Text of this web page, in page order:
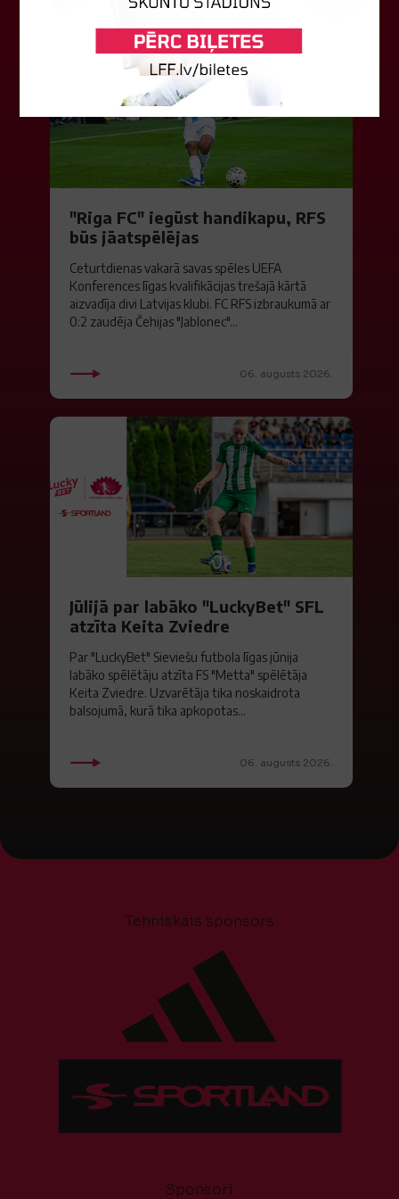
"Riga FC" iegūst handikapu, RFS
būs jāatspēlējas
Ceturtdienas vakarā savas spēles UEFA
Konferences līgas kvalifikācijas trešajā kārtā
aizvadīja divi Latvijas klubi. FC RFS izbraukumā ar
0:2 zaudēja Čehijas "Jablonec"...
06. augusts 2026.
Jūlijā par labāko "LuckyBet" SFL
atzīta Keita Zviedre
Par "LuckyBet" Sieviešu futbola līgas jūnija
labāko spēlētāju atzīta FS "Metta" spēlētāja
Keita Zviedre. Uzvarētāja tika noskaidrota
balsojumā, kurā tika apkopotas...
06. augusts 2026.
Tehniskais sponsors
Sponsori